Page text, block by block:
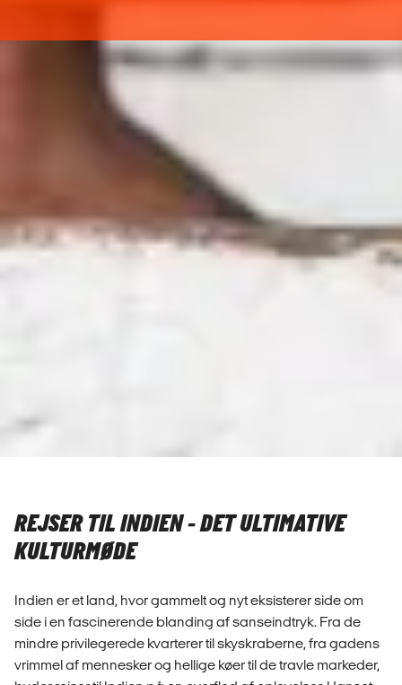
REJSER TIL INDIEN - DET ULTIMATIVE
KULTURMØDE
Indien er et land, hvor gammelt og nyt eksisterer side om
side i en fascinerende blanding af sanseindtryk. Fra de
mindre privilegerede kvarterer til skyskraberne, fra gadens
vrimmel af mennesker og hellige køer til de travle markeder,